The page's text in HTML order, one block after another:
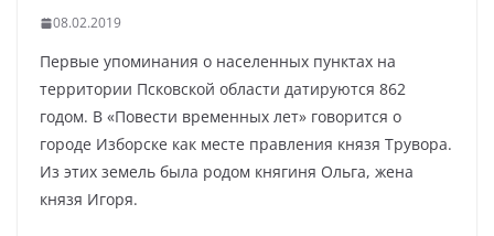
08.02.2019
Первые упоминания о населенных пунктах на
территории Псковской области датируются 862
годом. В «Повести временных лет» говорится о
городе Изборске как месте правления князя Трувора.
Из этих земель была родом княгиня Ольга, жена
князя Игоря.